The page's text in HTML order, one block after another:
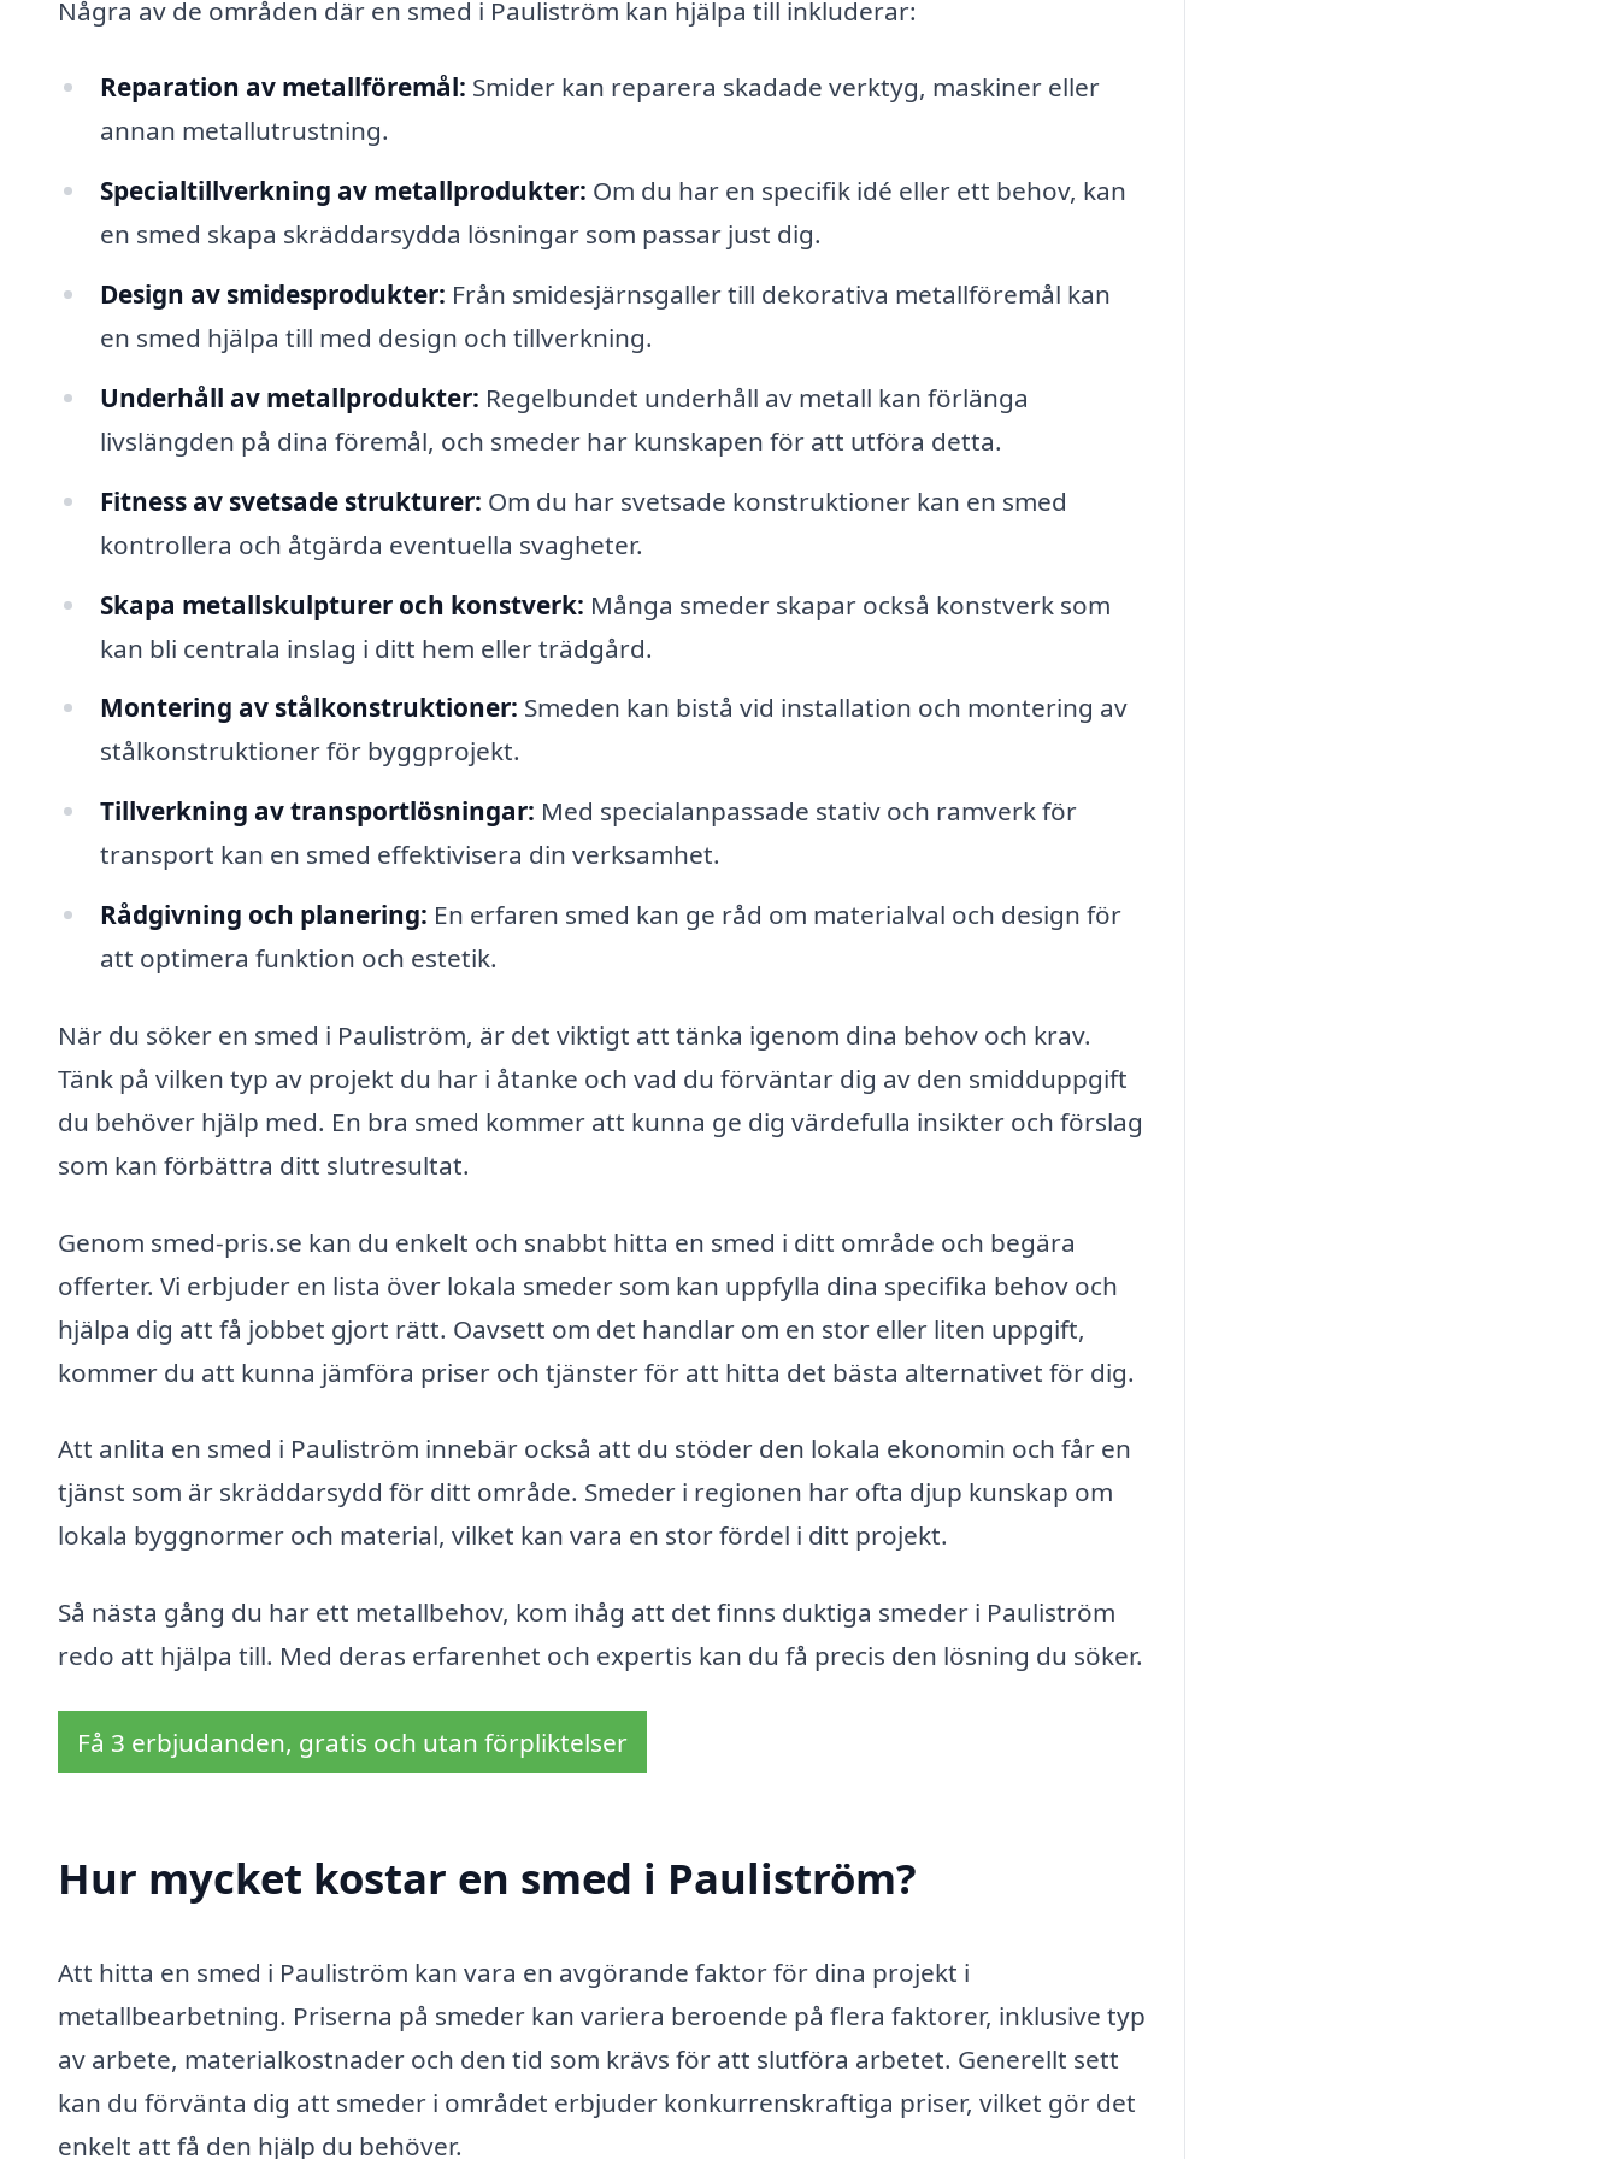
Några av de områden där en smed i Pauliström kan hjälpa till inkluderar:
Reparation av metallföremål: Smider kan reparera skadade verktyg, maskiner eller
annan metallutrustning.
Specialtillverkning av metallprodukter: Om du har en specifik idé eller ett behov, kan
en smed skapa skräddarsydda lösningar som passar just dig.
Design av smidesprodukter: Från smidesjärnsgaller till dekorativa metallföremål kan
en smed hjälpa till med design och tillverkning.
Underhåll av metallprodukter: Regelbundet underhåll av metall kan förlänga
livslängden på dina föremål, och smeder har kunskapen för att utföra detta.
Fitness av svetsade strukturer: Om du har svetsade konstruktioner kan en smed
kontrollera och åtgärda eventuella svagheter.
Skapa metallskulpturer och konstverk: Många smeder skapar också konstverk som
kan bli centrala inslag i ditt hem eller trädgård.
Montering av stålkonstruktioner: Smeden kan bistå vid installation och montering av
stålkonstruktioner för byggprojekt.
Tillverkning av transportlösningar: Med specialanpassade stativ och ramverk för
transport kan en smed effektivisera din verksamhet.
Rådgivning och planering: En erfaren smed kan ge råd om materialval och design för
att optimera funktion och estetik.
När du söker en smed i Pauliström, är det viktigt att tänka igenom dina behov och krav.
Tänk på vilken typ av projekt du har i åtanke och vad du förväntar dig av den smidduppgift
du behöver hjälp med. En bra smed kommer att kunna ge dig värdefulla insikter och förslag
som kan förbättra ditt slutresultat.
Genom smed-pris.se kan du enkelt och snabbt hitta en smed i ditt område och begära
offerter. Vi erbjuder en lista över lokala smeder som kan uppfylla dina specifika behov och
hjälpa dig att få jobbet gjort rätt. Oavsett om det handlar om en stor eller liten uppgift,
kommer du att kunna jämföra priser och tjänster för att hitta det bästa alternativet för dig.
Att anlita en smed i Pauliström innebär också att du stöder den lokala ekonomin och får en
tjänst som är skräddarsydd för ditt område. Smeder i regionen har ofta djup kunskap om
lokala byggnormer och material, vilket kan vara en stor fördel i ditt projekt.
Så nästa gång du har ett metallbehov, kom ihåg att det finns duktiga smeder i Pauliström
redo att hjälpa till. Med deras erfarenhet och expertis kan du få precis den lösning du söker.
Få 3 erbjudanden, gratis och utan förpliktelser
Hur mycket kostar en smed i Pauliström?
Att hitta en smed i Pauliström kan vara en avgörande faktor för dina projekt i
metallbearbetning. Priserna på smeder kan variera beroende på flera faktorer, inklusive typ
av arbete, materialkostnader och den tid som krävs för att slutföra arbetet. Generellt sett
kan du förvänta dig att smeder i området erbjuder konkurrenskraftiga priser, vilket gör det
enkelt att få den hjälp du behöver.